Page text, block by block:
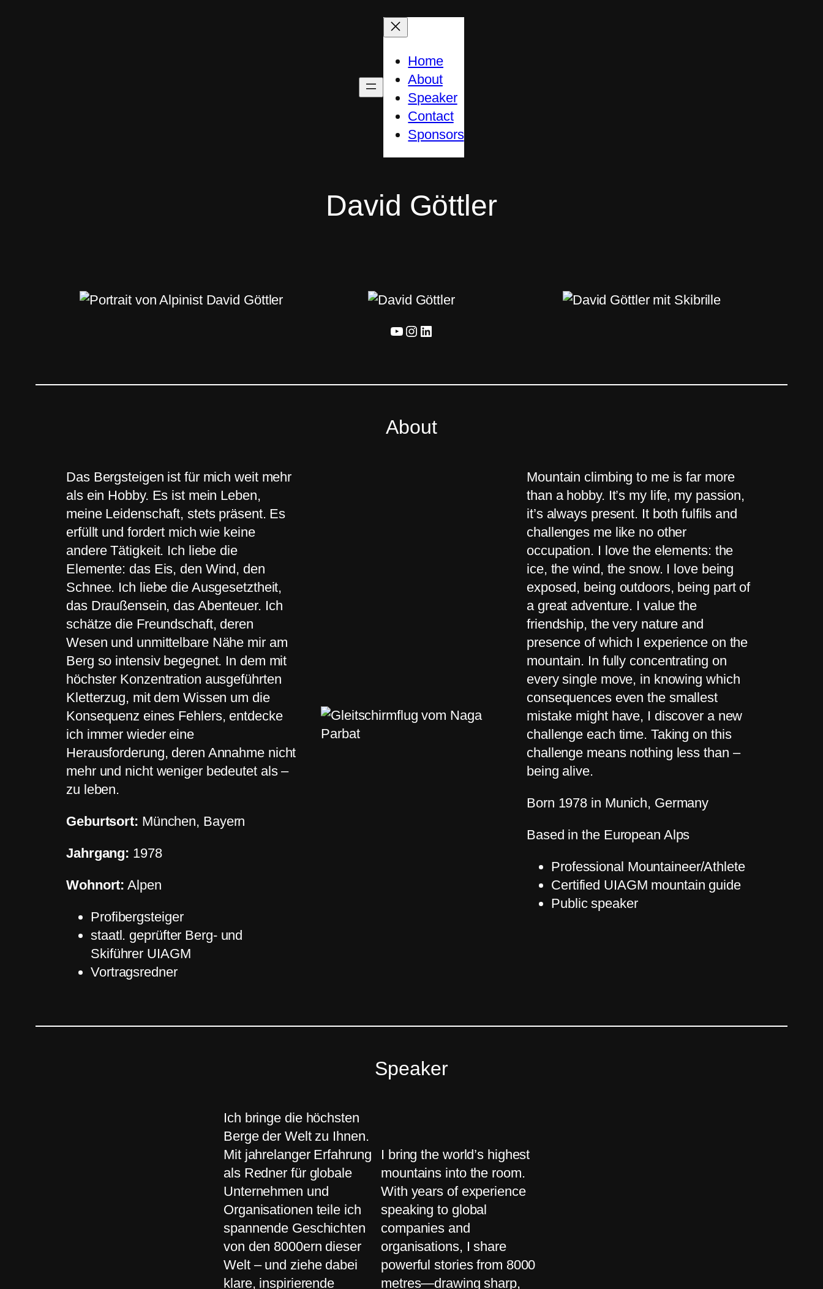
Home
About
Speaker
Contact
Sponsors
David Göttler
YouTube Instagram LinkedIn
About
Das Bergsteigen ist für mich weit mehr
als ein Hobby. Es ist mein Leben,
meine Leidenschaft, stets präsent. Es
erfüllt und fordert mich wie keine
andere Tätigkeit. Ich liebe die
Elemente: das Eis, den Wind, den
Schnee. Ich liebe die Ausgesetztheit,
das Draußensein, das Abenteuer. Ich
schätze die Freundschaft, deren
Wesen und unmittelbare Nähe mir am
Berg so intensiv begegnet. In dem mit
höchster Konzentration ausgeführten
Kletterzug, mit dem Wissen um die
Konsequenz eines Fehlers, entdecke
ich immer wieder eine
Herausforderung, deren Annahme nicht
mehr und nicht weniger bedeutet als –
zu leben.
Geburtsort: München, Bayern
Jahrgang: 1978
Wohnort: Alpen
Profibergsteiger
staatl. geprüfter Berg- und
Skiführer UIAGM
Vortragsredner
Mountain climbing to me is far more
than a hobby. It’s my life, my passion,
it’s always present. It both fulfils and
challenges me like no other
occupation. I love the elements: the
ice, the wind, the snow. I love being
exposed, being outdoors, being part of
a great adventure. I value the
friendship, the very nature and
presence of which I experience on the
mountain. In fully concentrating on
every single move, in knowing which
consequences even the smallest
mistake might have, I discover a new
challenge each time. Taking on this
challenge means nothing less than –
being alive.
Born 1978 in Munich, Germany
Based in the European Alps
Professional Mountaineer/Athlete
Certified UIAGM mountain guide
Public speaker
Speaker
Ich bringe die höchsten
Berge der Welt zu Ihnen.
Mit jahrelanger Erfahrung
als Redner für globale
Unternehmen und
Organisationen teile ich
spannende Geschichten
von den 8000ern dieser
Welt – und ziehe dabei
klare, inspirierende
I bring the world’s highest
mountains into the room.
With years of experience
speaking to global
companies and
organisations, I share
powerful stories from 8000
metres—drawing sharp,